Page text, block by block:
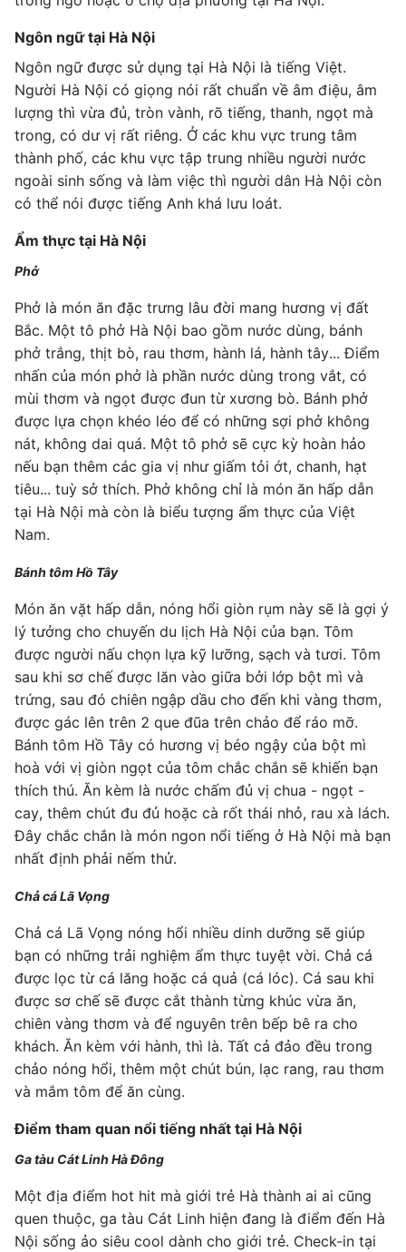
Ngôn ngữ tại Hà Nội
Ngôn ngữ được sử dụng tại Hà Nội là tiếng Việt.
Người Hà Nội có giọng nói rất chuẩn về âm điệu, âm
lượng thì vừa đủ, tròn vành, rõ tiếng, thanh, ngọt mà
trong, có dư vị rất riêng. Ở các khu vực trung tâm
thành phố, các khu vực tập trung nhiều người nước
ngoài sinh sống và làm việc thì người dân Hà Nội còn
có thể nói được tiếng Anh khá lưu loát.
Ẩm thực tại Hà Nội
Phở
Phở là món ăn đặc trưng lâu đời mang hương vị đất
Bắc. Một tô phở Hà Nội bao gồm nước dùng, bánh
phở trắng, thịt bò, rau thơm, hành lá, hành tây... Điểm
nhấn của món phở là phần nước dùng trong vắt, có
mùi thơm và ngọt được đun từ xương bò. Bánh phở
được lựa chọn khéo léo để có những sợi phở không
nát, không dai quá. Một tô phở sẽ cực kỳ hoàn hảo
nếu bạn thêm các gia vị như giấm tỏi ớt, chanh, hạt
tiêu... tuỳ sở thích. Phở không chỉ là món ăn hấp dẫn
tại Hà Nội mà còn là biểu tượng ẩm thực của Việt
Nam.
Bánh tôm Hồ Tây
Món ăn vặt hấp dẫn, nóng hổi giòn rụm này sẽ là gợi ý
lý tưởng cho chuyến du lịch Hà Nội của bạn. Tôm
được người nấu chọn lựa kỹ lưỡng, sạch và tươi. Tôm
sau khi sơ chế được lăn vào giữa bởi lớp bột mì và
trứng, sau đó chiên ngập dầu cho đến khi vàng thơm,
được gác lên trên 2 que đũa trên chảo để ráo mỡ.
Bánh tôm Hồ Tây có hương vị béo ngậy của bột mì
hoà với vị giòn ngọt của tôm chắc chắn sẽ khiến bạn
thích thú. Ăn kèm là nước chấm đủ vị chua - ngọt -
cay, thêm chút đu đủ hoặc cà rốt thái nhỏ, rau xà lách.
Đây chắc chắn là món ngon nổi tiếng ở Hà Nội mà bạn
nhất định phải nếm thử.
Chả cá Lã Vọng
Chả cá Lã Vọng nóng hổi nhiều dinh dưỡng sẽ giúp
bạn có những trải nghiệm ẩm thực tuyệt vời. Chả cá
được lọc từ cá lăng hoặc cá quả (cá lóc). Cá sau khi
được sơ chế sẽ được cắt thành từng khúc vừa ăn,
chiên vàng thơm và để nguyên trên bếp bê ra cho
khách. Ăn kèm với hành, thì là. Tất cả đảo đều trong
chảo nóng hổi, thêm một chút bún, lạc rang, rau thơm
và mắm tôm để ăn cùng.
Điểm tham quan nổi tiếng nhất tại Hà Nội
Ga tàu Cát Linh Hà Đông
Một địa điểm hot hit mà giới trẻ Hà thành ai ai cũng
quen thuộc, ga tàu Cát Linh hiện đang là điểm đến Hà
Nội sống ảo siêu cool dành cho giới trẻ. Check-in tại